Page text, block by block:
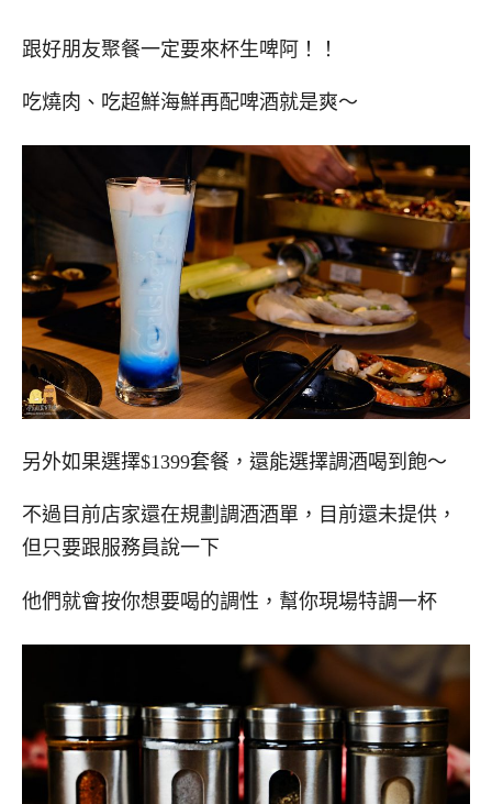
跟好朋友聚餐一定要來杯生啤阿！！
吃燒肉、吃超鮮海鮮再配啤酒就是爽～
另外如果選擇$1399套餐，還能選擇調酒喝到飽～
不過目前店家還在規劃調酒酒單，目前還未提供，
但只要跟服務員說一下
他們就會按你想要喝的調性，幫你現場特調一杯